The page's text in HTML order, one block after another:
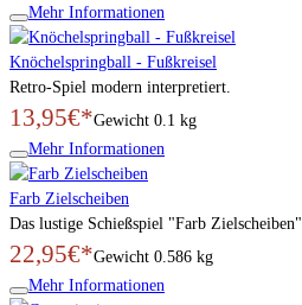
Mehr Informationen
Knöchelspringball - Fußkreisel
Retro-Spiel modern interpretiert.
13,95€*Gewicht 0.1 kg
Mehr Informationen
Farb Zielscheiben
Das lustige Schießspiel "Farb Zielscheiben"
22,95€*Gewicht 0.586 kg
Mehr Informationen